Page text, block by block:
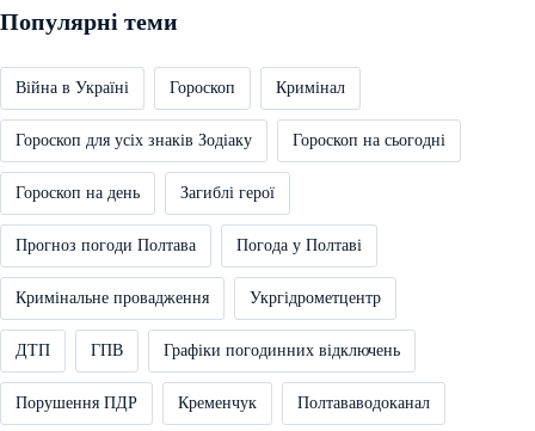
Популярні теми
Війна в Україні Гороскоп Кримінал
Гороскоп для усіх знаків Зодіаку Гороскоп на сьогодні
Гороскоп на день Загиблі герої
Прогноз погоди Полтава Погода у Полтаві
Кримінальне провадження Укргідрометцентр
ДТП ГПВ Графіки погодинних відключень
Порушення ПДР Кременчук Полтававодоканал